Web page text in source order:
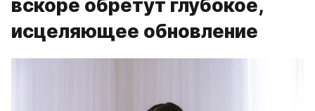
вскоре обретут глубокое,
исцеляющее обновление